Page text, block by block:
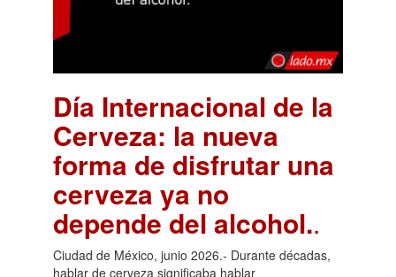
Día Internacional de la
Cerveza: la nueva
forma de disfrutar una
cerveza ya no
depende del alcohol..
Ciudad de México, junio 2026.- Durante décadas,
hablar de cerveza significaba hablar